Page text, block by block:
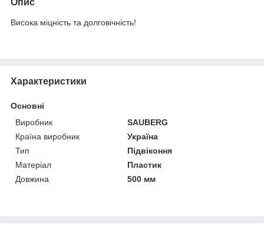
Висока міцність та долговічність!
Характеристики
Основні
Виробник
SAUBERG
Країна виробник
Україна
Тип
Підвіконня
Матеріал
Пластик
Довжина
500 мм